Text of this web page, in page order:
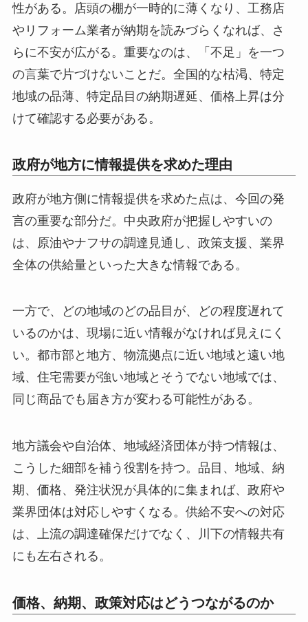
性がある。店頭の棚が一時的に薄くなり、工務店
やリフォーム業者が納期を読みづらくなれば、さ
らに不安が広がる。重要なのは、「不足」を一つ
の言葉で片づけないことだ。全国的な枯渇、特定
地域の品薄、特定品目の納期遅延、価格上昇は分
けて確認する必要がある。
政府が地方に情報提供を求めた理由
政府が地方側に情報提供を求めた点は、今回の発
言の重要な部分だ。中央政府が把握しやすいの
は、原油やナフサの調達見通し、政策支援、業界
全体の供給量といった大きな情報である。
一方で、どの地域のどの品目が、どの程度遅れて
いるのかは、現場に近い情報がなければ見えにく
い。都市部と地方、物流拠点に近い地域と遠い地
域、住宅需要が強い地域とそうでない地域では、
同じ商品でも届き方が変わる可能性がある。
地方議会や自治体、地域経済団体が持つ情報は、
こうした細部を補う役割を持つ。品目、地域、納
期、価格、発注状況が具体的に集まれば、政府や
業界団体は対応しやすくなる。供給不安への対応
は、上流の調達確保だけでなく、川下の情報共有
にも左右される。
価格、納期、政策対応はどうつながるのか